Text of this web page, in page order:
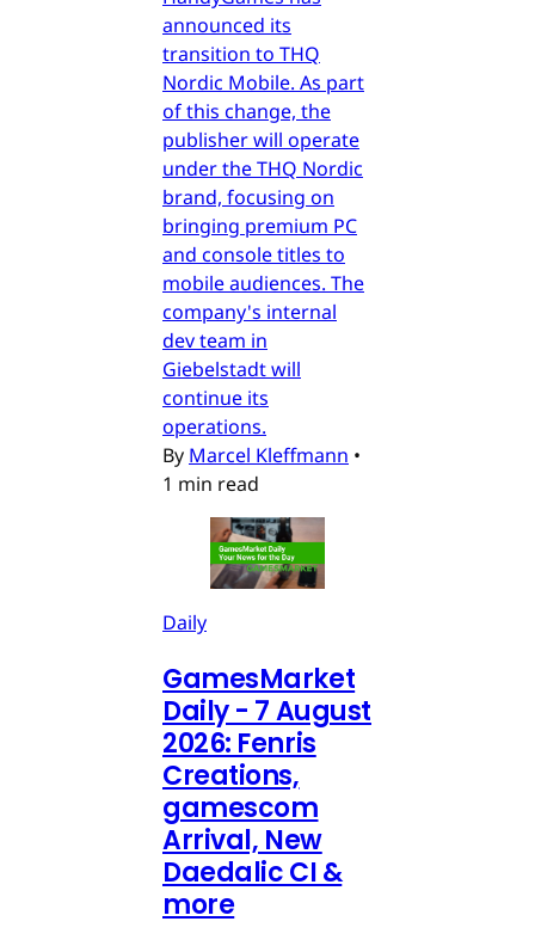
announced its
transition to THQ
Nordic Mobile. As part
of this change, the
publisher will operate
under the THQ Nordic
brand, focusing on
bringing premium PC
and console titles to
mobile audiences. The
company's internal
dev team in
Giebelstadt will
continue its
operations.
By Marcel Kleffmann •
1 min read
Daily
GamesMarket
Daily - 7 August
2026: Fenris
Creations,
gamescom
Arrival, New
Daedalic CI &
more